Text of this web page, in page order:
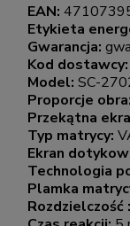
EAN:
Etykieta
Gwarancja:
Kod dostawcy:
Model: SC-
Proporcje
Przekątna
Typ matrycy:
Ekran
Technologia
Plamka
Rozdzielczość :